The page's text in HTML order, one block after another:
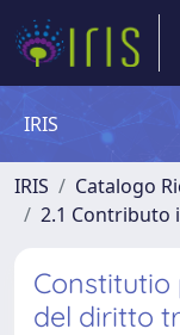
IRIS
IRIS Catalogo
2.1 Contributo
Constitutio
del diritto